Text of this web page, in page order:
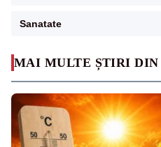
MAI MULTE ȘTIRI DIN
Sanatate